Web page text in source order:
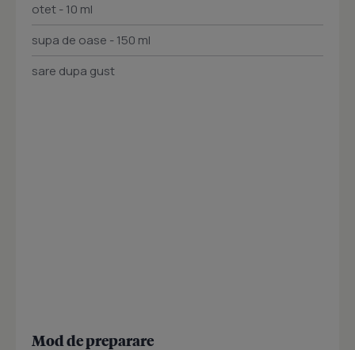
otet - 10 ml
supa de oase - 150 ml
sare dupa gust
Mod de preparare